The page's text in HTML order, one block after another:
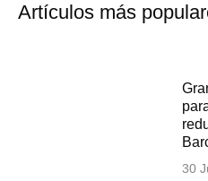
Artículos más
30